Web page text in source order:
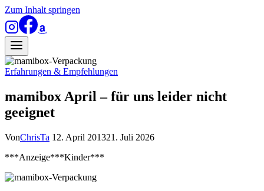
Zum Inhalt springen
Erfahrungen & Empfehlungen
mamibox April – für uns leider nicht
geeignet
VonChrisTa 12. April 201321. Juli 2026
***Anzeige***Kinder***